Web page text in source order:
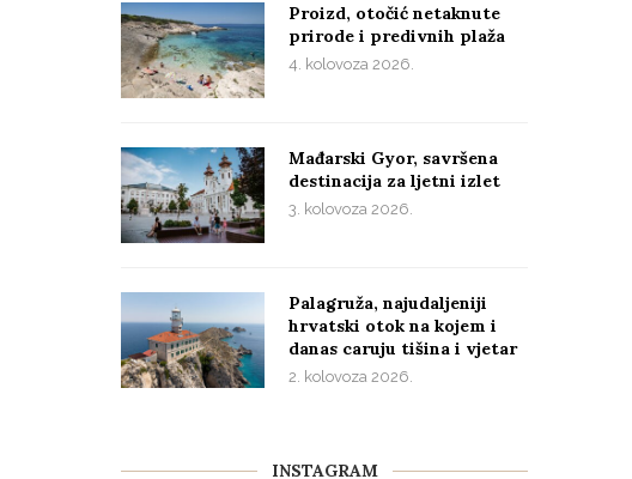
Proizd, otočić netaknute
prirode i predivnih plaža
4. kolovoza 2026.
Mađarski Gyor, savršena
destinacija za ljetni izlet
3. kolovoza 2026.
Palagruža, najudaljeniji
hrvatski otok na kojem i
danas caruju tišina i vjetar
2. kolovoza 2026.
INSTAGRAM